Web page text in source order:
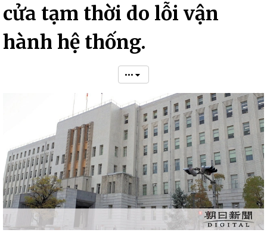
cửa tạm thời do lỗi vận
hành hệ thống.
•••